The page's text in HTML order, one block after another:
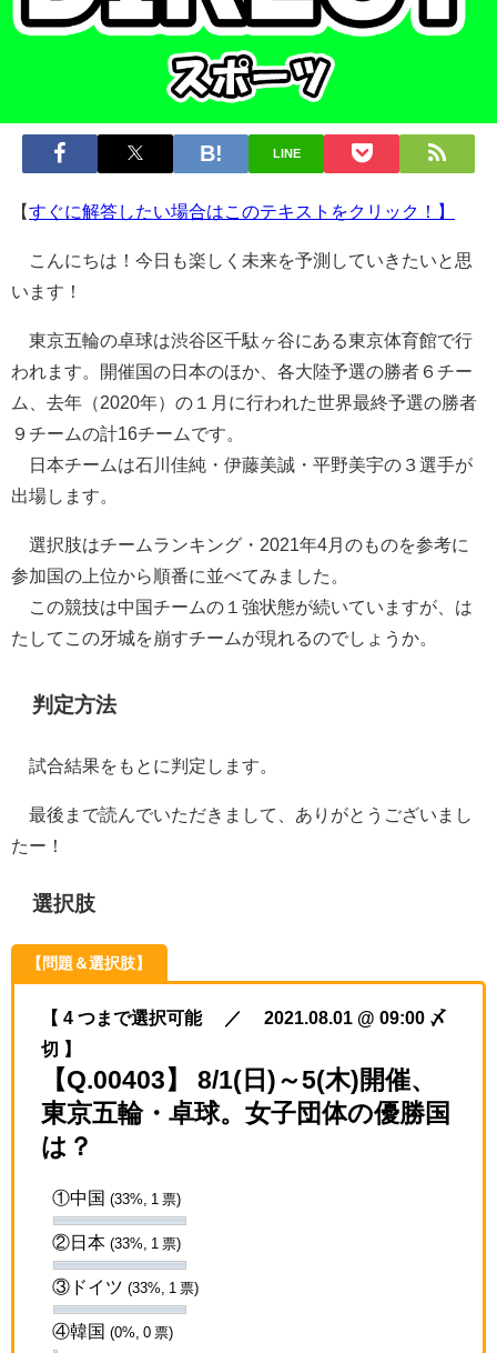
LINE
【すぐに解答したい場合はこのテキストをクリック！】
こんにちは！今日も楽しく未来を予測していきたいと思
います！
東京五輪の卓球は渋谷区千駄ヶ谷にある東京体育館で行
われます。開催国の日本のほか、各大陸予選の勝者６チー
ム、去年（2020年）の１月に行われた世界最終予選の勝者
９チームの計16チームです。
日本チームは石川佳純・伊藤美誠・平野美宇の３選手が
出場します。
選択肢はチームランキング・2021年4月のものを参考に
参加国の上位から順番に並べてみました。
この競技は中国チームの１強状態が続いていますが、は
たしてこの牙城を崩すチームが現れるのでしょうか。
判定方法
試合結果をもとに判定します。
最後まで読んでいただきまして、ありがとうございまし
たー！
選択肢
【問題＆選択肢】
【 4 つまで選択可能 ／ 2021.08.01 @ 09:00 〆
切 】
【Q.00403】 8/1(日)～5(木)開催、
東京五輪・卓球。女子団体の優勝国
は？
①中国 (33%, 1 票)
②日本 (33%, 1 票)
③ドイツ (33%, 1 票)
④韓国 (0%, 0 票)